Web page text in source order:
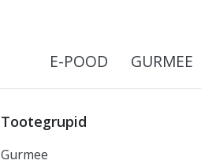
E-POOD GURMEE
Tootegrupid
Gurmee